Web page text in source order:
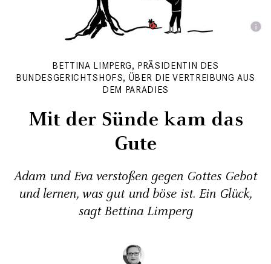
BETTINA LIMPERG, PRÄSIDENTIN DES
BUNDESGERICHTSHOFS, ÜBER DIE VERTREIBUNG AUS
DEM PARADIES
Mit der Sünde kam das
Gute
Adam und Eva verstoßen gegen Gottes Gebot
und lernen, was gut und böse ist.­ Ein Glück,
sagt Bettina Limperg